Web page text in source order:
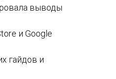
выводы
и Google
гайдов и